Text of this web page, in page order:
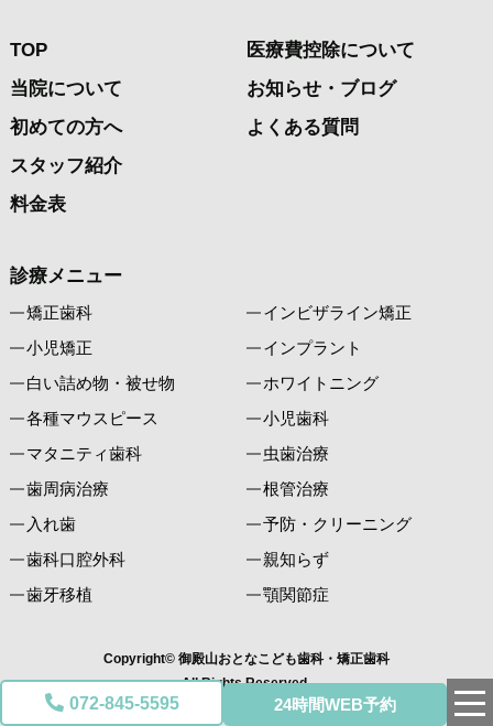
072-845-5595 24時間WEB予約
TOP
当院について
初めての方へ
スタッフ紹介
料金表
診療メニュー
矯正歯科
インビザライン矯正
小児矯正
インプラント
白い詰め物・被せ物
ホワイトニング
各種マウスピース
小児歯科
マタニティ歯科
虫歯治療
歯周病治療
根管治療
入れ歯
予防・クリーニング
歯科口腔外科
親知らず
歯牙移植
顎関節症
医療費控除について
お知らせ・ブログ
よくある質問
Copyright© 御殿山おとなこども歯科・矯正歯科
All Rights Reserved.